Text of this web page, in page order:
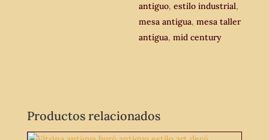
antiguo,estilo industrial,
mesa antigua,mesa taller
antigua,mid century
Productos relacionados